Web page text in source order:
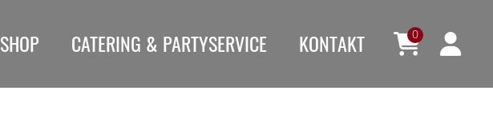
SHOP CATERING & PARTYSERVICE KONTAKT 0